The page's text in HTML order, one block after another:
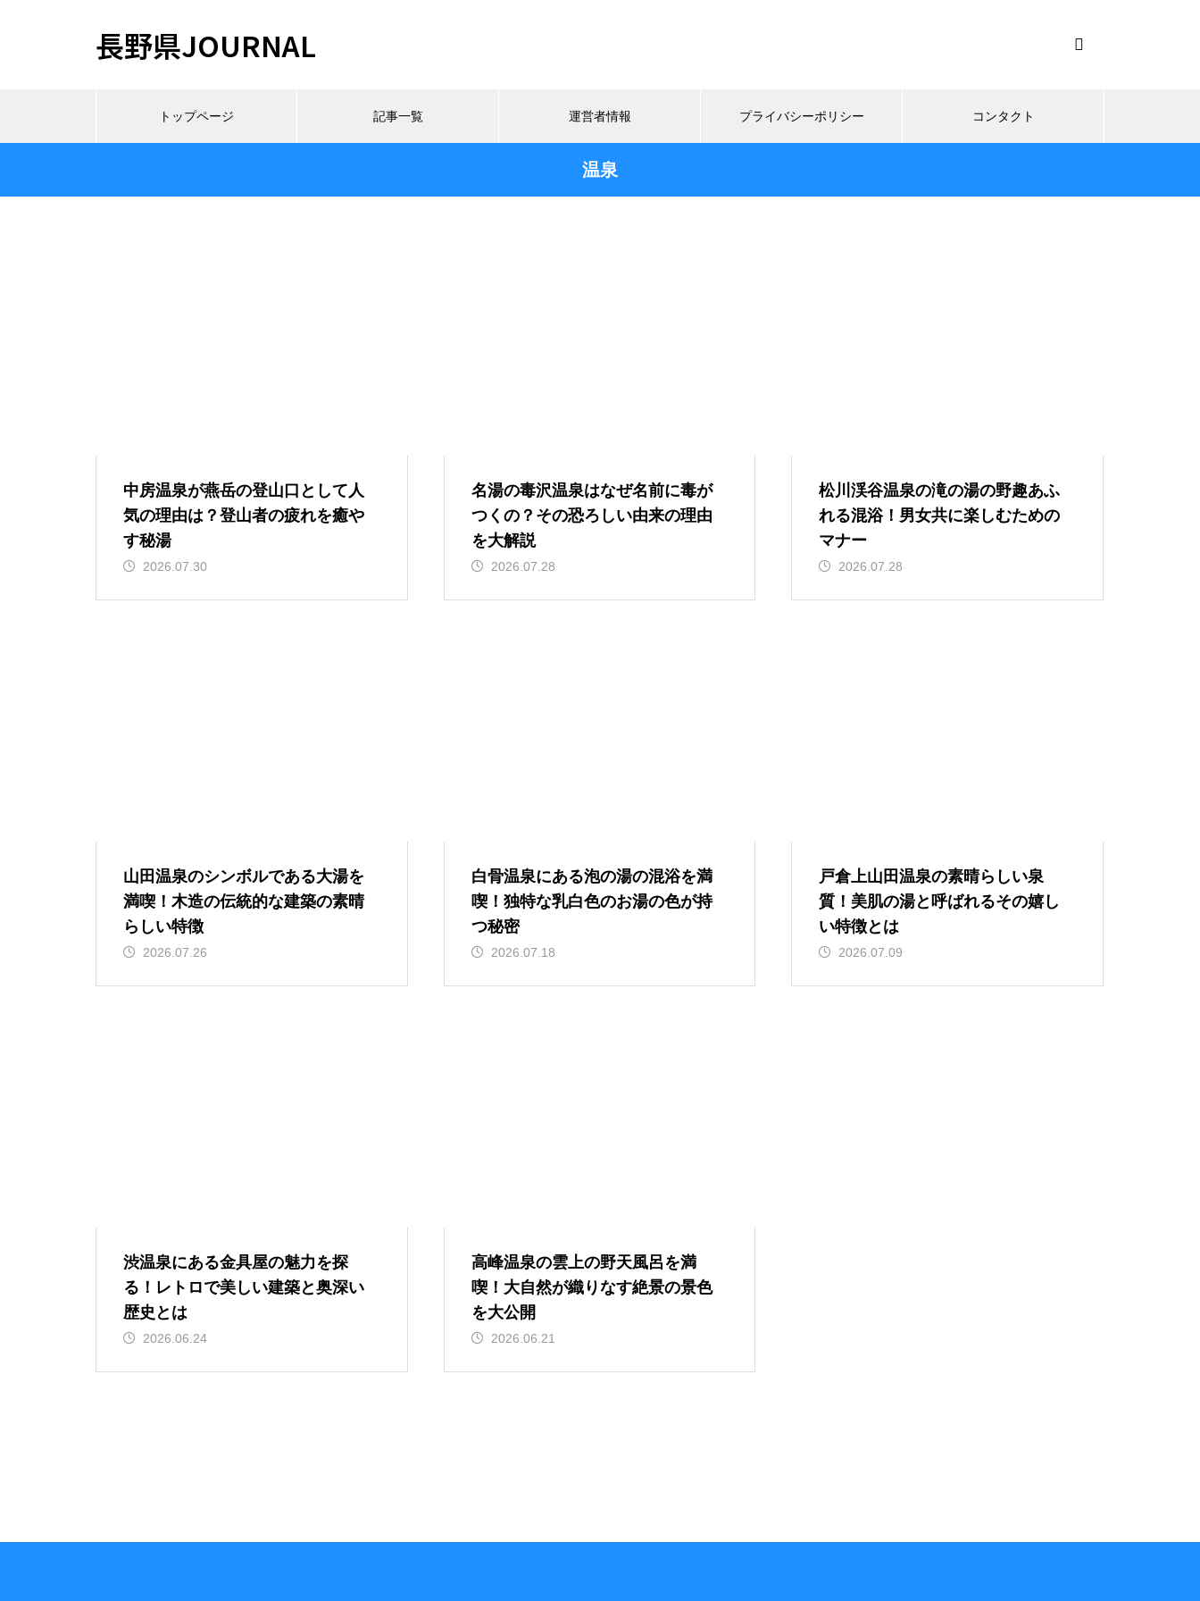
長野県JOURNAL
トップページ 記事一覧 運営者情報 プライバシーポリシー コンタクト
温泉
中房温泉が燕岳の登山口として人
気の理由は？登山者の疲れを癒や
す秘湯
2026.07.30
名湯の毒沢温泉はなぜ名前に毒が
つくの？その恐ろしい由来の理由
を大解説
2026.07.28
松川渓谷温泉の滝の湯の野趣あふ
れる混浴！男女共に楽しむための
マナー
2026.07.28
山田温泉のシンボルである大湯を
満喫！木造の伝統的な建築の素晴
らしい特徴
2026.07.26
白骨温泉にある泡の湯の混浴を満
喫！独特な乳白色のお湯の色が持
つ秘密
2026.07.18
戸倉上山田温泉の素晴らしい泉
質！美肌の湯と呼ばれるその嬉し
い特徴とは
2026.07.09
渋温泉にある金具屋の魅力を探
る！レトロで美しい建築と奥深い
歴史とは
2026.06.24
高峰温泉の雲上の野天風呂を満
喫！大自然が織りなす絶景の景色
を大公開
2026.06.21